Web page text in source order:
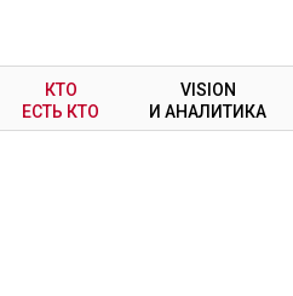
КТО
ЕСТЬ КТО
VISION
И АНАЛИТИКА